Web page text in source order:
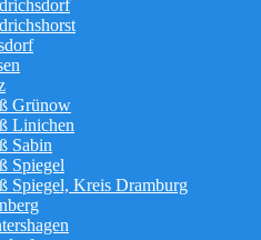
Grünow
Linichen
Sabin
Spiegel
Spiegel, Kreis Dramburg